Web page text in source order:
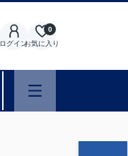
ログインお気に入り
0